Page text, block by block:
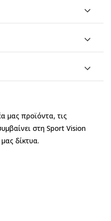
μας προϊόντα, τις
στη Sport Vision
δίκτυα.